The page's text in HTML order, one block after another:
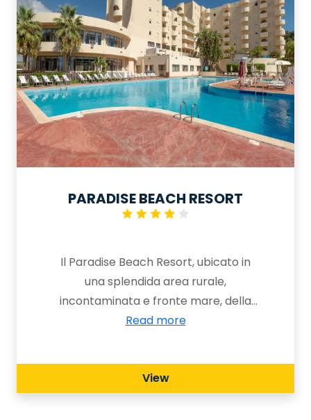
PARADISE BEACH RESORT
Il Paradise Beach Resort, ubicato in
una splendida area rurale,
incontaminata e fronte mare, della
Sicilia occidentale, all’interno della
Archeologico di Selinunte,
rappresenta il luogo ideale dove
Read more
View